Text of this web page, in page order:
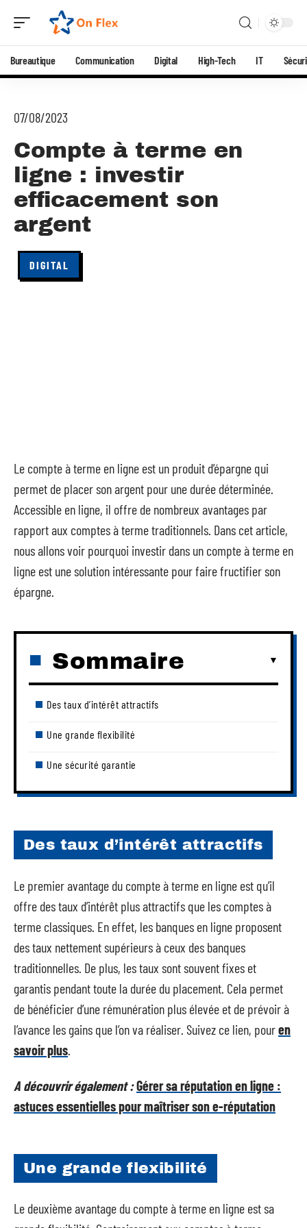
Bureautique Communication Digital High-Tech IT
07/08/2023
Compte à terme en
ligne : investir
efficacement son
argent
DIGITAL
Le compte à terme en ligne est un produit d’épargne qui
permet de placer son argent pour une durée déterminée.
Accessible en ligne, il offre de nombreux avantages par
rapport aux comptes à terme traditionnels. Dans cet article,
nous allons voir pourquoi investir dans un compte à terme en
ligne est une solution intéressante pour faire fructifier son
épargne.
Sommaire
Des taux d’intérêt attractifs
Une grande flexibilité
Une sécurité garantie
Des taux d’intérêt attractifs
Le premier avantage du compte à terme en ligne est qu’il
offre des taux d’intérêt plus attractifs que les comptes à
terme classiques. En effet, les banques en ligne proposent
des taux nettement supérieurs à ceux des banques
traditionnelles. De plus, les taux sont souvent fixes et
garantis pendant toute la durée du placement. Cela permet
de bénéficier d’une rémunération plus élevée et de prévoir à
l’avance les gains que l’on va réaliser. Suivez ce lien, pouren
savoir plus
A découvrir également :Gérer sa réputation en ligne :
astuces essentielles pour maîtriser son e-réputation
Une grande flexibilité
Le deuxième avantage du compte à terme en ligne est sa